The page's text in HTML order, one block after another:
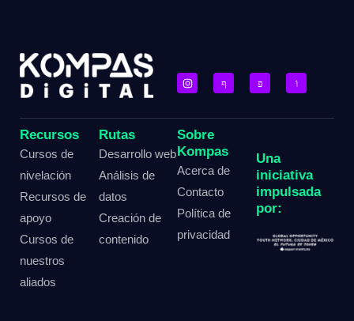
Recursos
Cursos de
nivelación
Recursos de
apoyo
Cursos de
nuestros
aliados
Rutas
Desarrollo web
Análisis de
datos
Creación de
contenido
Sobre
Kompas
Acerca de
Contacto
Política de
privacidad
Una
iniciativa
impulsada
por: